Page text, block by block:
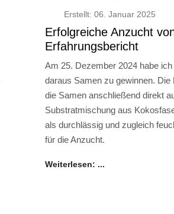
Erstellt: 06. Januar 2025
Erfolgreiche Anzucht
Erfahrungsbericht
Am 25. Dezember 2024 habe
daraus Samen zu gewinnen.
die Samen anschließend direkt
Substratmischung aus
als durchlässig und zugleich
für die Anzucht.
Weiterlesen: ...